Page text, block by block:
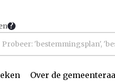
Over de